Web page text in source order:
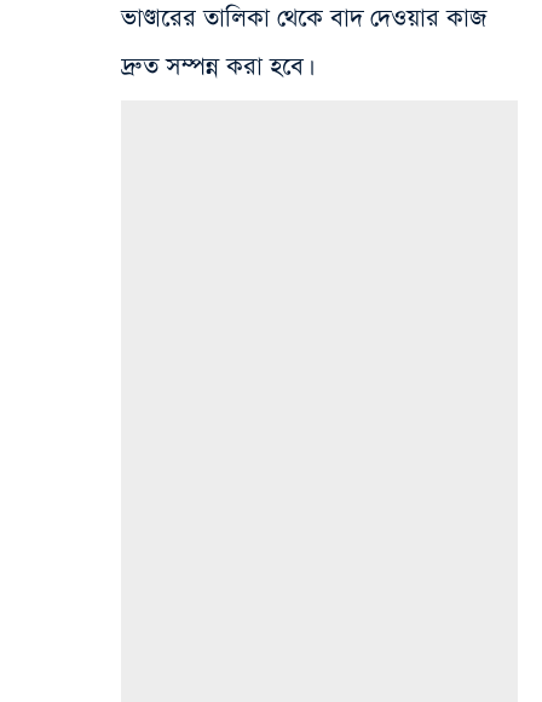
ভাণ্ডারের তালিকা থেকে বাদ দেওয়ার কাজ
দ্রুত সম্পন্ন করা হবে।